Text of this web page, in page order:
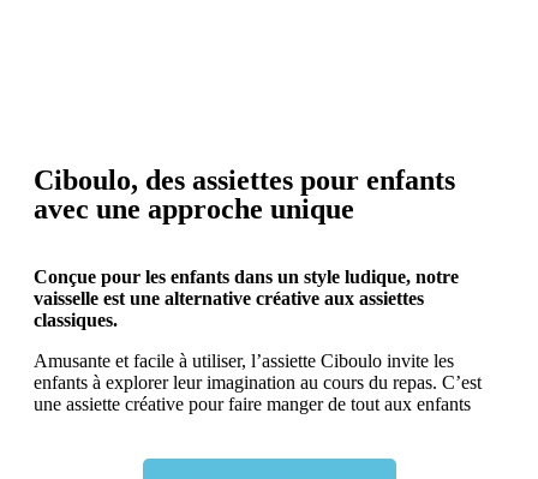
Ciboulo, des assiettes pour enfants
avec une approche unique
Conçue pour les enfants dans un style ludique, notre
vaisselle est une alternative créative aux assiettes
classiques.
Amusante et facile à utiliser, l’assiette Ciboulo invite les
enfants à explorer leur imagination au cours du repas. C’est
une assiette créative pour faire manger de tout aux enfants